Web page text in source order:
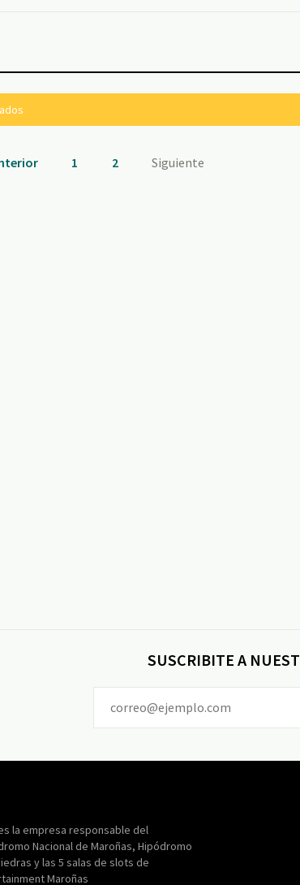
1 2 Siguiente
SUSCRIBITE A
la empresa responsable del
Nacional de Maroñas, Hipódromo
y las 5 salas de slots de
Maroñas